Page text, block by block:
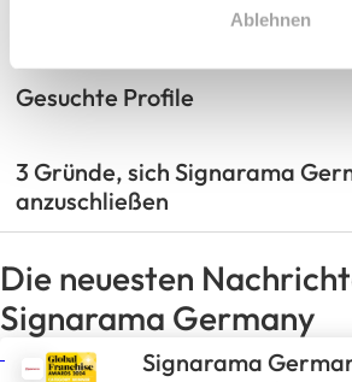
Ablehnen
Die Stärken der Branche
Gesuchte Profile
3 Gründe, sich Signarama
anzuschließen
Die neuesten
Signarama Germany
Signarama